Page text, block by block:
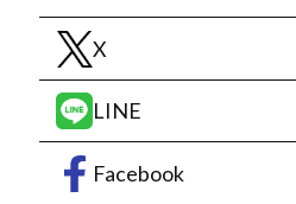
X
LINE
Facebook